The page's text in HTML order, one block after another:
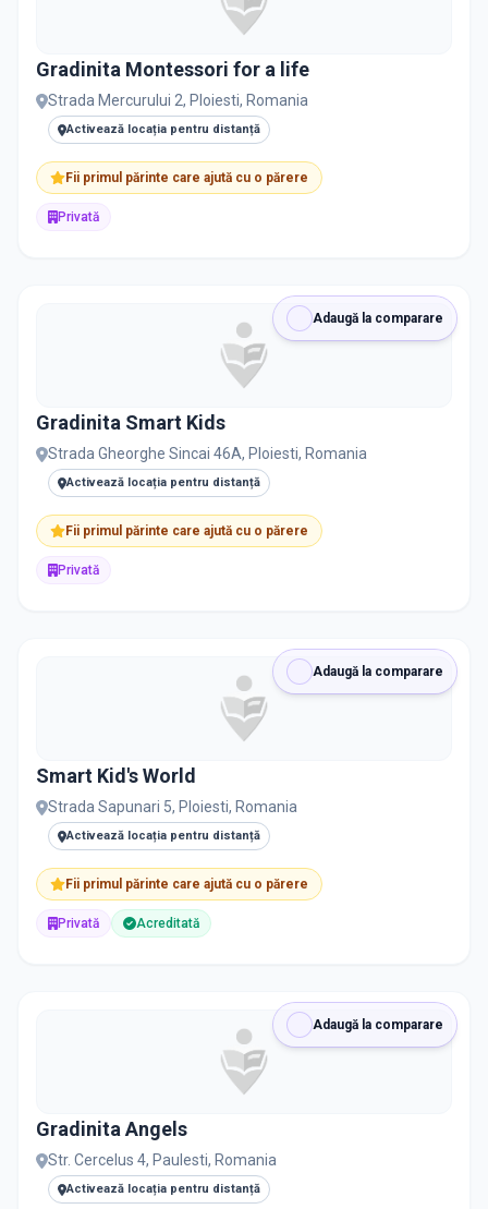
Gradinita Montessori for a life
Strada Mercurului 2, Ploiesti, Romania
Activează locația pentru distanță
Fii primul părinte care ajută cu o părere
Privată
Adaugă la comparare
Gradinita Smart Kids
Strada Gheorghe Sincai 46A, Ploiesti, Romania
Activează locația pentru distanță
Fii primul părinte care ajută cu o părere
Privată
Adaugă la comparare
Smart Kid's World
Strada Sapunari 5, Ploiesti, Romania
Activează locația pentru distanță
Fii primul părinte care ajută cu o părere
Privată Acreditată
Adaugă la comparare
Gradinita Angels
Str. Cercelus 4, Paulesti, Romania
Activează locația pentru distanță